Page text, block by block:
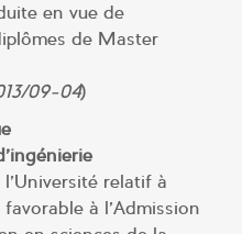
en vue de
de Master
09-04)
relatif à
à l’Admission